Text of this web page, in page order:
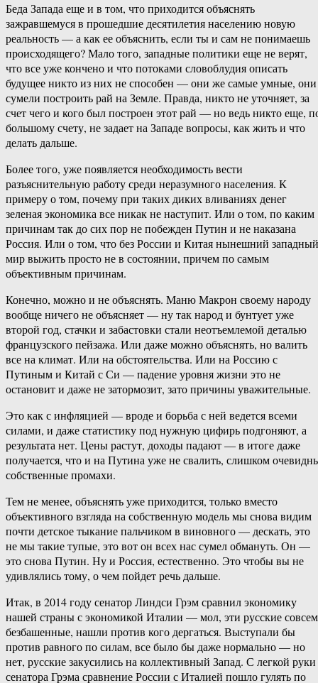
Беда Запада еще и в том, что приходится объяснять
зажравшемуся в прошедшие десятилетия населению новую
реальность — а как ее объяснить, если ты и сам не понимаешь
происходящего? Мало того, западные политики еще не верят,
что все уже кончено и что потоками словоблудия описать
будущее никто из них не способен — они же самые умные, они
сумели построить рай на Земле. Правда, никто не уточняет, за
счет чего и кого был построен этот рай — но ведь никто еще,
большому счету, не задает на Западе вопросы, как жить и что
делать дальше.
Более того, уже появляется необходимость вести
разъяснительную работу среди неразумного населения. К
примеру о том, почему при таких диких вливаниях денег
зеленая экономика все никак не наступит. Или о том, по каким
причинам так до сих пор не побежден Путин и не наказана
Россия. Или о том, что без России и Китая нынешний западный
мир выжить просто не в состоянии, причем по самым
объективным причинам.
Конечно, можно и не объяснять. Маню Макрон своему народу
вообще ничего не объясняет — ну так народ и бунтует уже
второй год, стачки и забастовки стали неотъемлемой деталью
французского пейзажа. Или даже можно объяснять, но валить
все на климат. Или на обстоятельства. Или на Россию с
Путиным и Китай с Си — падение уровня жизни это не
остановит и даже не затормозит, зато причины уважительные.
Это как с инфляцией — вроде и борьба с ней ведется всеми
силами, и даже статистику под нужную цифирь подгоняют, а
результата нет. Цены растут, доходы падают — в итоге даже
получается, что и на Путина уже не свалить, слишком
собственные промахи.
Тем не менее, объяснять уже приходится, только вместо
объективного взгляда на собственную модель мы снова видим
почти детское тыкание пальчиком в виновного — дескать, это
не мы такие тупые, это вот он всех нас сумел обмануть. Он —
это снова Путин. Ну и Россия, естественно. Это чтобы вы не
удивлялись тому, о чем пойдет речь дальше.
Итак, в 2014 году сенатор Линдси Грэм сравнил экономику
нашей страны с экономикой Италии — мол, эти русские совсем
безбашенные, нашли против кого дергаться. Выступали бы
против равного по силам, все было бы даже нормально — но
нет, русские закусились на коллективный Запад. С легкой руки
сенатора Грэма сравнение России с Италией пошло гулять по